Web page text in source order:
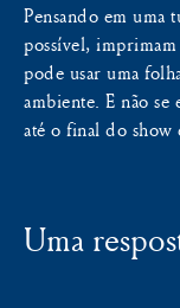
Pensando em uma
possível,
pode usar uma
ambiente. E não se
até o final do
Uma